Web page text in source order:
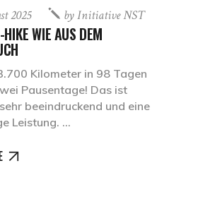
2025 byInitiative NST
WIE AUS DEM
Kilometer in 98 Tagen
Pausentage! Das ist
beeindruckend und eine
Leistung.